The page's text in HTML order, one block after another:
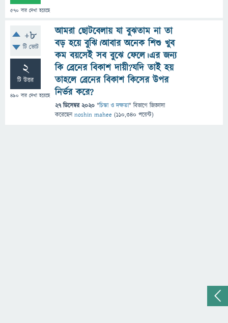
570 বার দেখা হয়েছে
+8
টি ভোট
2
টি উত্তর
490 বার দেখা হয়েছে
আমরা ছোটবেলায় যা বুঝতাম না তা
বড় হয়ে বুঝি।আবার অনেক শিশু খুব
কম বয়সেই সব বুঝে ফেলে।এর জন্য
কি ব্রেনের বিকাশ দায়ী?যদি তাই হয়
তাহলে ব্রেনের বিকাশ কিসের উপর
নির্ভর করে?
27 ডিসেম্বর 2020 "চিন্তা ও দক্ষতা" বিভাগে জিজ্ঞাসা
করেছেনnoshin mahee (110,340 পয়েন্ট)